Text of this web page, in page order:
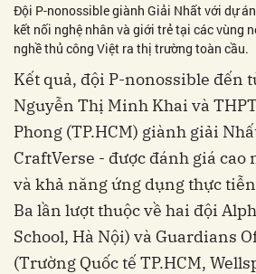
Đội P-nonossible giành Giải Nhất với dự
kết nối nghệ nhân và giới trẻ tại các vùng
nghề thủ công Việt ra thị trường toàn cầu.
Kết quả, đội P-nonossible đến
Nguyễn Thị Minh Khai và
Phong (TP.HCM) giành giải
CraftVerse - được đánh giá cao
và khả năng ứng dụng thực
Ba lần lượt thuộc về hai đội
School, Hà Nội) và Guardians
(Trường Quốc tế TP.HCM,